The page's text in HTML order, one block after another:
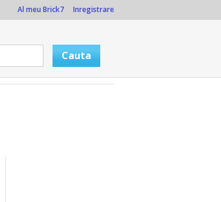
Al meu Brick7 Inregistrare